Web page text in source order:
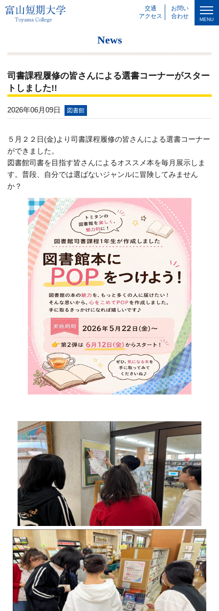
交通
アクセス
お問い
合わせ
MENU
News
司書課程履修の皆さんによる選書コーナーがスター
トしました!!
2026年06月09日 図書館
５月２２日(金)より司書課程履修の皆さんによる選書コーナー
ができました。
図書館司書を目指す皆さんによるオススメ本を毎月展示しま
す。普段、自分では選ばないジャンルに冒険してみません
か？